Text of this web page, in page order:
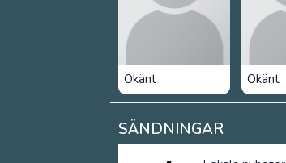
Okänt Okänt
SÄNDNINGAR